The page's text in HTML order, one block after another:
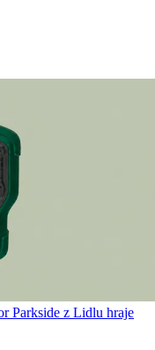
Parkside z Lidlu hraje